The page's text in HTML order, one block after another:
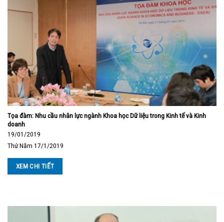
Tọa đàm: Nhu cầu nhân lực ngành Khoa học Dữ liệu trong Kinh tế và Kinh
doanh
19/01/2019
Thứ Năm 17/1/2019
XEM CHI TIẾT